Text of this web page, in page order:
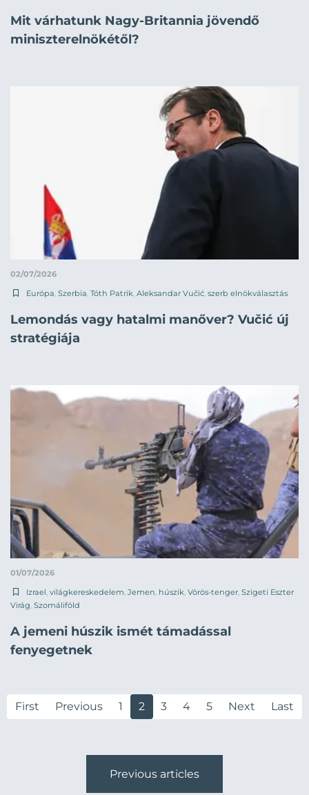
Mit várhatunk Nagy-Britannia jövendő
miniszterelnökétől?
02/07/2026
Európa Szerbia Tóth Patrik Aleksandar Vučić szerb elnökválasztás
Lemondás vagy hatalmi manőver? Vučić új
stratégiája
01/07/2026
Izrael, világkereskedelem, Jemen, húszik, Vörös-tenger, Szigeti Eszter
Virág, Szomáliföld
A jemeni húszik ismét támadással
fenyegetnek
First Previous 1 2 3 4 5 Next Last
Previous articles